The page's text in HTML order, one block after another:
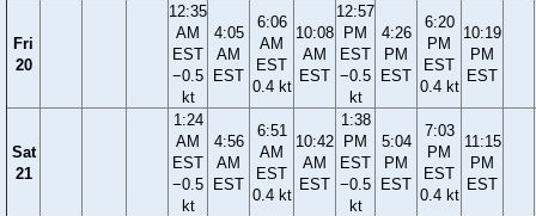
Fri
20
12:35
AM
EST
−0.5
kt
4:05
AM
EST
6:06
AM
EST
0.4 kt
10:08
AM
EST
12:57
PM
EST
−0.5
kt
4:26
PM
EST
6:20
PM
EST
0.4 kt
10:19
PM
EST
Sat
21
1:24
AM
EST
−0.5
kt
4:56
AM
EST
6:51
AM
EST
0.4 kt
10:42
AM
EST
1:38
PM
EST
−0.5
kt
5:04
PM
EST
7:03
PM
EST
0.4 kt
11:15
PM
EST